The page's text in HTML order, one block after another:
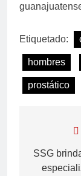
Etiquetado:
hombres
prostático
SSG